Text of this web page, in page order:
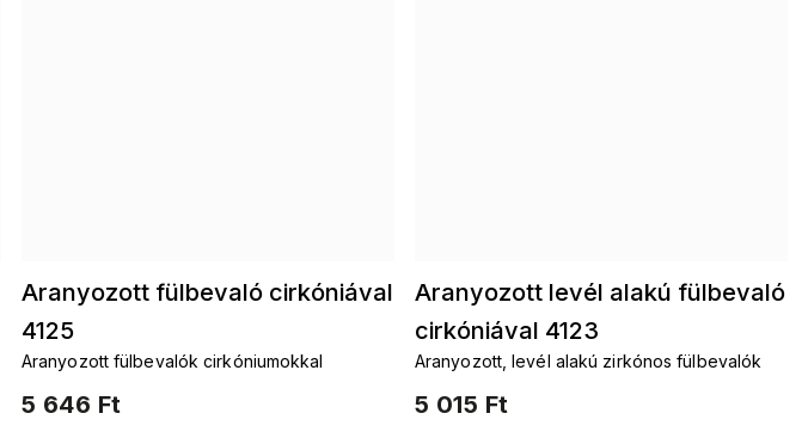
Aranyozott fülbevaló cirkóniával
4125
5 646 Ft
Aranyozott fülbevalók cirkóniumokkal
Aranyozott levél alakú fülbevaló
cirkóniával 4123
5 015 Ft
Aranyozott, levél alakú zirkónos fülbevalók